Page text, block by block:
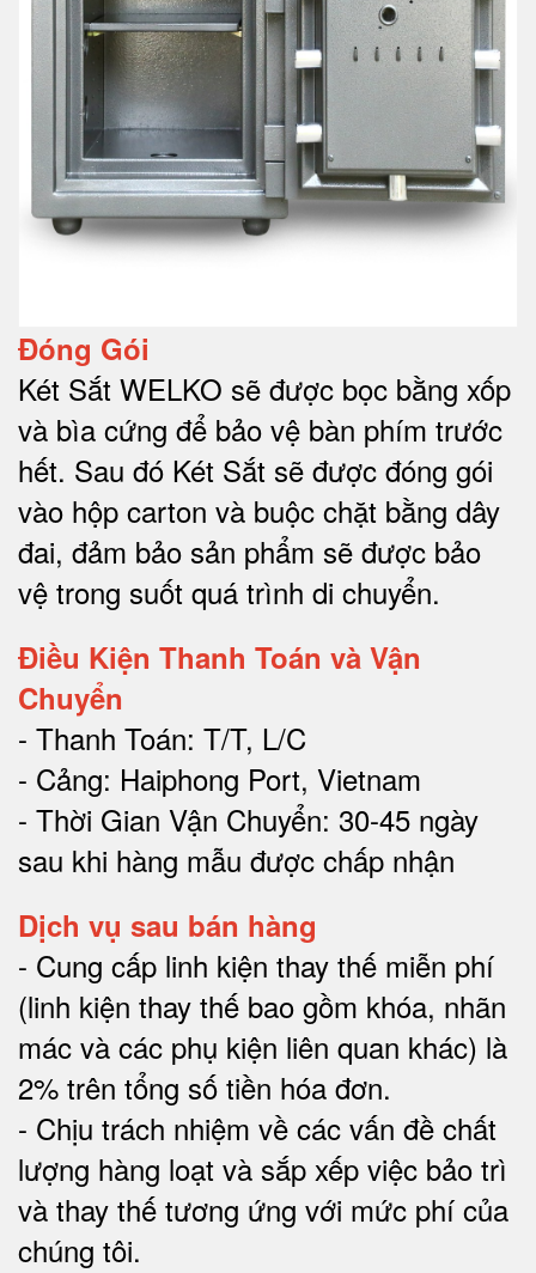
Đóng Gói
Két Sắt WELKO sẽ được bọc bằng xốp
và bìa cứng để bảo vệ bàn phím trước
hết. Sau đó Két Sắt sẽ được đóng gói
vào hộp carton và buộc chặt bằng dây
đai, đảm bảo sản phẩm sẽ được bảo
vệ trong suốt quá trình di chuyển.
Điều Kiện Thanh Toán và Vận
Chuyển
- Thanh Toán: T/T, L/C
- Cảng: Haiphong Port, Vietnam
- Thời Gian Vận Chuyển: 30-45 ngày
sau khi hàng mẫu được chấp nhận
Dịch vụ sau bán hàng
- Cung cấp linh kiện thay thế miễn phí
(linh kiện thay thế bao gồm khóa, nhãn
mác và các phụ kiện liên quan khác) là
2% trên tổng số tiền hóa đơn.
- Chịu trách nhiệm về các vấn đề chất
lượng hàng loạt và sắp xếp việc bảo trì
và thay thế tương ứng với mức phí của
chúng tôi.